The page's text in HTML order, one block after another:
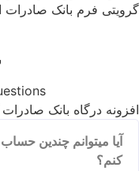
گرویتی فرم بانک صادرات
افزونه درگاه بانک
آیا میتوانم چندین
کنم؟